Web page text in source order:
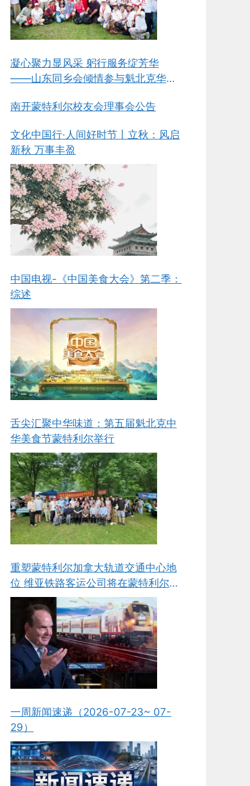
凝心聚力显风采 躬行服务绽芳华
——山东同乡会倾情参与魁北克华人
南开蒙特利尔校友会理事会公告
文化中国行·人间好时节丨立秋：风启
新秋 万事丰盈
中国电视-《中国美食大会》第二季：
综述
舌尖汇聚中华味道：第五届魁北克中
华美食节蒙特利尔举行
重塑蒙特利尔加拿大轨道交通中心地
位 维亚铁路客运公司将在蒙特利尔新
建组装与维护工厂
一周新闻速递（2026-07-23~ 07-
29）